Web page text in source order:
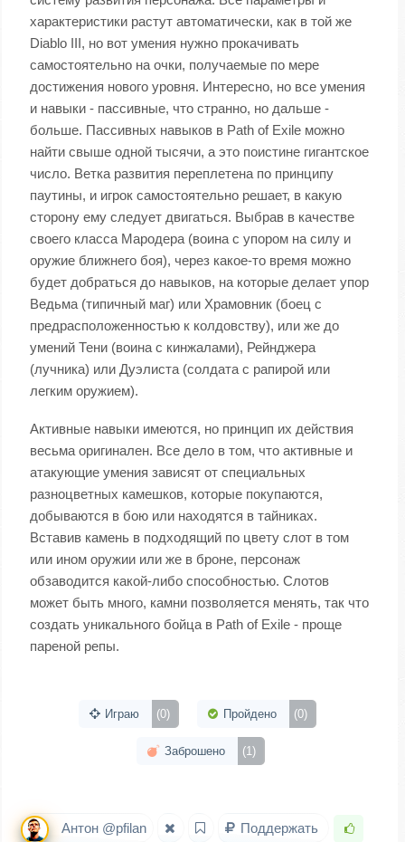
характеристики растут автоматически, как в той же
Diablo III, но вот умения нужно прокачивать
самостоятельно на очки, получаемые по мере
достижения нового уровня. Интересно, но все умения
и навыки - пассивные, что странно, но дальше -
больше. Пассивных навыков в Path of Exile можно
найти свыше одной тысячи, а это поистине гигантское
число. Ветка развития переплетена по принципу
паутины, и игрок самостоятельно решает, в какую
сторону ему следует двигаться. Выбрав в качестве
своего класса Мародера (воина с упором на силу и
оружие ближнего боя), через какое-то время можно
будет добраться до навыков, на которые делает упор
Ведьма (типичный маг) или Храмовник (боец с
предрасположенностью к колдовству), или же до
умений Тени (воина с кинжалами), Рейнджера
(лучника) или Дуэлиста (солдата с рапирой или
легким оружием).
Активные навыки имеются, но принцип их действия
весьма оригинален. Все дело в том, что активные и
атакующие умения зависят от специальных
разноцветных камешков, которые покупаются,
добываются в бою или находятся в тайниках.
Вставив камень в подходящий по цвету слот в том
или ином оружии или же в броне, персонаж
обзаводится какой-либо способностью. Слотов
может быть много, камни позволяется менять, так что
создать уникального бойца в Path of Exile - проще
пареной репы.
Играю (0) Пройдено (0)
Заброшено (1)
Антон @pfilan Поддержать